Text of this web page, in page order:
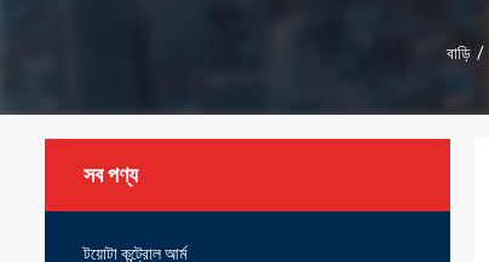
বাড়ি /
সব পণ্য
টয়োটা কন্ট্রোল আর্ম